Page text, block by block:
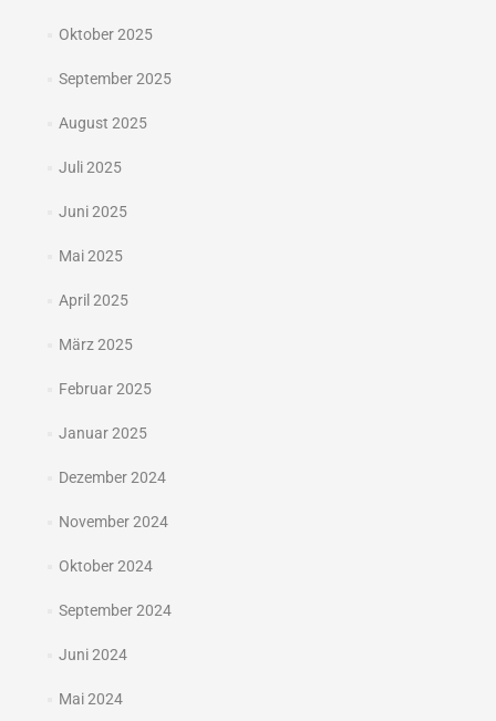
Oktober 2025
September 2025
August 2025
Juli 2025
Juni 2025
Mai 2025
April 2025
März 2025
Februar 2025
Januar 2025
Dezember 2024
November 2024
Oktober 2024
September 2024
Juni 2024
Mai 2024